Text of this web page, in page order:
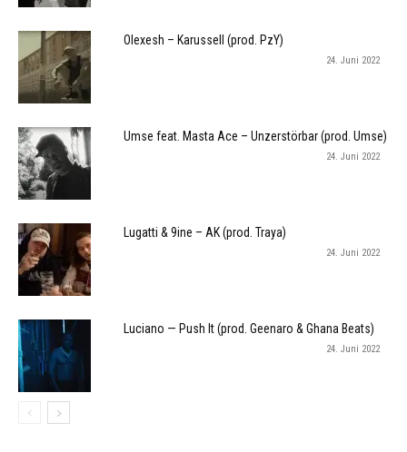
Olexesh – Karussell (prod. PzY)
24. Juni 2022
Umse feat. Masta Ace – Unzerstörbar (prod. Umse)
24. Juni 2022
Lugatti & 9ine – AK (prod. Traya)
24. Juni 2022
Luciano — Push It (prod. Geenaro & Ghana Beats)
24. Juni 2022